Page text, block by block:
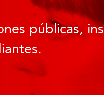
públicas,